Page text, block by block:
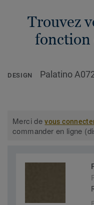
Trouvez
fonction
DESIGN Palatino
Merci devous
commander en ligne